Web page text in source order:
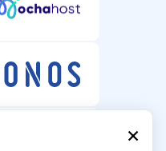
×